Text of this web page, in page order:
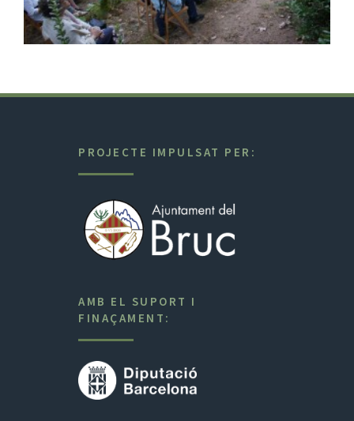
PROJECTE IMPULSAT PER:
AMB EL SUPORT I
FINAÇAMENT: